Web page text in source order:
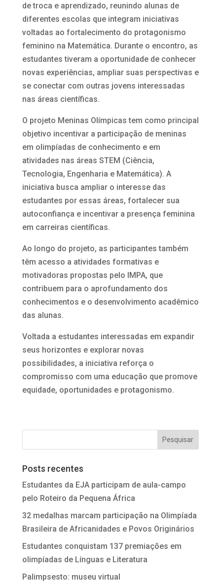
de troca e aprendizado, reunindo alunas de
diferentes escolas que integram iniciativas
voltadas ao fortalecimento do protagonismo
feminino na Matemática. Durante o encontro, as
estudantes tiveram a oportunidade de conhecer
novas experiências, ampliar suas perspectivas e
se conectar com outras jovens interessadas
nas áreas científicas.
O projeto Meninas Olímpicas tem como principal
objetivo incentivar a participação de meninas
em olimpíadas de conhecimento e em
atividades nas áreas STEM (Ciência,
Tecnologia, Engenharia e Matemática). A
iniciativa busca ampliar o interesse das
estudantes por essas áreas, fortalecer sua
autoconfiança e incentivar a presença feminina
em carreiras científicas.
Ao longo do projeto, as participantes também
têm acesso a atividades formativas e
motivadoras propostas pelo IMPA, que
contribuem para o aprofundamento dos
conhecimentos e o desenvolvimento acadêmico
das alunas.
Voltada a estudantes interessadas em expandir
seus horizontes e explorar novas
possibilidades, a iniciativa reforça o
compromisso com uma educação que promove
equidade, oportunidades e protagonismo.
Posts recentes
Estudantes da EJA participam de aula-campo
pelo Roteiro da Pequena África
32 medalhas marcam participação na Olimpíada
Brasileira de Africanidades e Povos Originários
Estudantes conquistam 137 premiações em
olimpíadas de Línguas e Literatura
Palimpsesto: museu virtual